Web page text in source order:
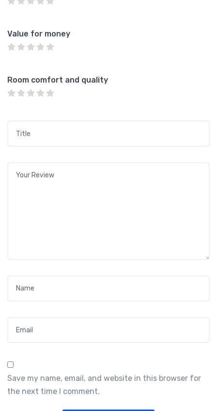
Value for money
Room comfort and quality
Save my name, email, and website in this browser for
the next time I comment.